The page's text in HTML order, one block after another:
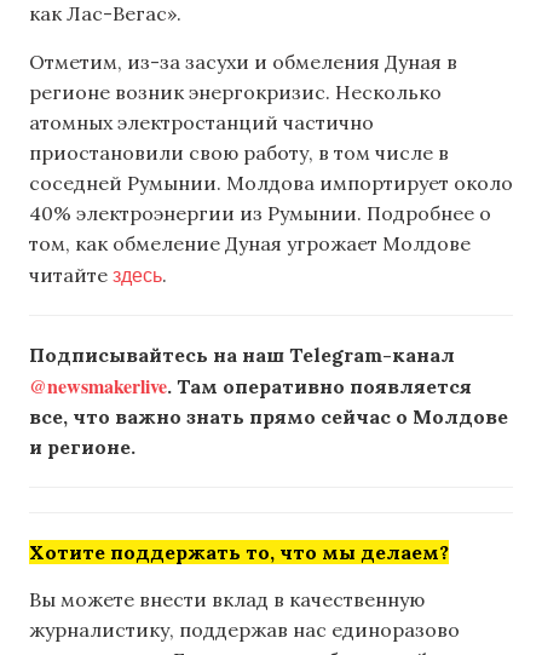
как Лас-Вегас».
Отметим, из-за засухи и обмеления Дуная в
регионе возник энергокризис. Несколько
атомных электростанций частично
приостановили свою работу, в том числе в
соседней Румынии. Молдова импортирует около
40% электроэнергии из Румынии. Подробнее о
том, как обмеление Дуная угрожает Молдове
читайте здесь.
Подписывайтесь на наш Telegram-канал
@newsmakerlive. Там оперативно появляется
все, что важно знать прямо сейчас о Молдове
и регионе.
Хотите поддержать то, что мы делаем?
Вы можете внести вклад в качественную
журналистику, поддержав нас единоразово